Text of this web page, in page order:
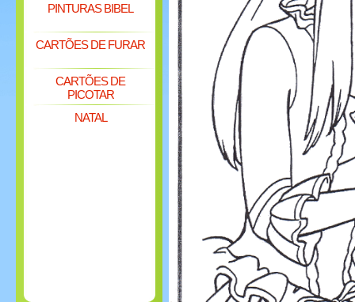
PINTURAS BIBEL
CARTÕES DE FURAR
CARTÕES DE
PICOTAR
NATAL